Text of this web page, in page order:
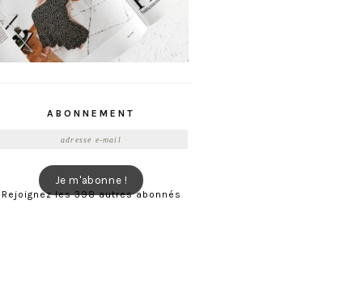
ABONNEMENT
Je m'abonne !
Rejoignez les 398 autres abonnés